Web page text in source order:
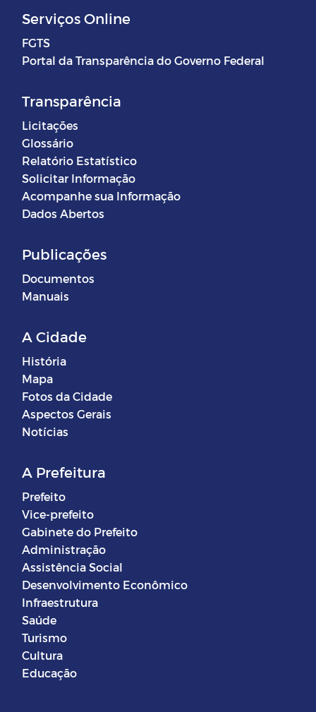
Serviços Online
FGTS
Portal da Transparência do Governo Federal
Transparência
Licitações
Glossário
Relatório Estatístico
Solicitar Informação
Acompanhe sua Informação
Dados Abertos
Publicações
Documentos
Manuais
A Cidade
História
Mapa
Fotos da Cidade
Aspectos Gerais
Notícias
A Prefeitura
Prefeito
Vice-prefeito
Gabinete do Prefeito
Administração
Assistência Social
Desenvolvimento Econômico
Infraestrutura
Saúde
Turismo
Cultura
Educação